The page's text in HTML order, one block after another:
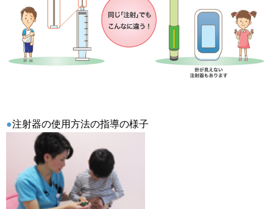
●注射器の使用方法の指導の様子